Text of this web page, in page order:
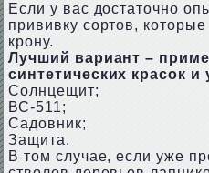
Если у вас достаточно
прививку сортов,
крону.
Лучший вариант –
синтетических красок
Солнцещит;
ВС-511;
Садовник;
Защита.
В том случае, если уже